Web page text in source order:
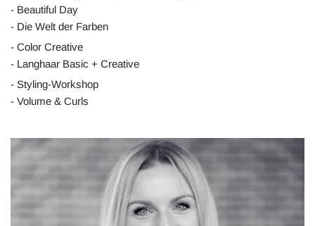
- Beautiful Day
- Die Welt der Farben
- Color Creative
- Langhaar Basic + Creative
- Styling-Workshop
- Volume & Curls